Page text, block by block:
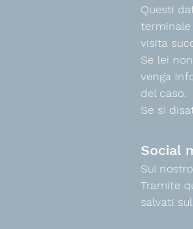
Questi
terminale
visita
Se lei
venga
del caso.
Se si
Social
Sul
Tramite
salvati